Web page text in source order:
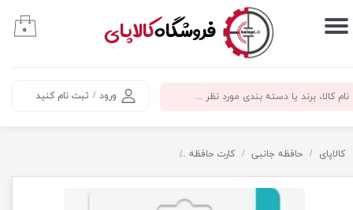
​فروشگاهکالاپای
ورود / ثبت نام کنید
حساب کاربری من
سفارشات
۰
کالاپای حافظه جانبی کارت حافظه